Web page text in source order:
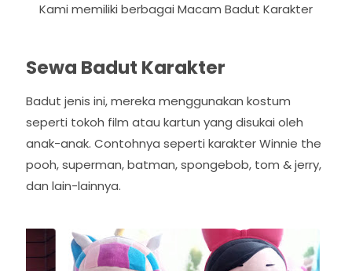
Kami memiliki berbagai Macam Badut Karakter
Sewa Badut Karakter
Badut jenis ini, mereka menggunakan kostum
seperti tokoh film atau kartun yang disukai oleh
anak-anak. Contohnya seperti karakter Winnie the
pooh, superman, batman, spongebob, tom & jerry,
dan lain-lainnya.
P
r e